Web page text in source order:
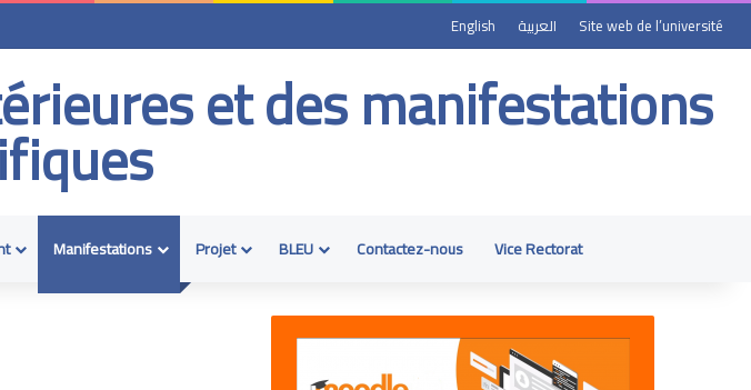
English العربية Site web de l’université
et des manifestations
Manifestations Projet BLEU Contactez-nous Vice Rectorat